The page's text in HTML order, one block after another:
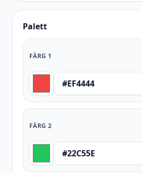
Palett
FÄRG 1
FÄRG 2